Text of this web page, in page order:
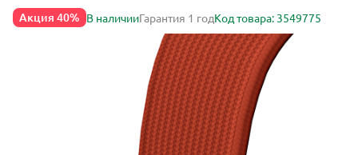
Акция 40% В наличииГарантия 1 годКод товара: 3549775